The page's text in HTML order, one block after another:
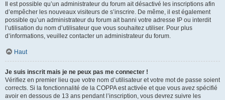
Il est possible qu’un administrateur du forum ait désactivé les inscriptions afin
d’empêcher les nouveaux visiteurs de s’inscrire. De même, il est également
possible qu’un administrateur du forum ait banni votre adresse IP ou interdit
l’utilisation du nom d’utilisateur que vous souhaitez utiliser. Pour plus
d’informations, veuillez contacter un administrateur du forum.
Haut
Je suis inscrit mais je ne peux pas me connecter !
Vérifiez en premier lieu que votre nom d’utilisateur et votre mot de passe soient
corrects. Si la fonctionnalité de la COPPA est activée et que vous avez spécifié
avoir en dessous de 13 ans pendant l’inscription, vous devrez suivre les